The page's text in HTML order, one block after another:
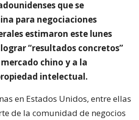
que se
para negociaciones
estimaron este lunes
“resultados concretos”
chino y a la
intelectual.
en Estados Unidos, entre ellas
de la comunidad de negocios